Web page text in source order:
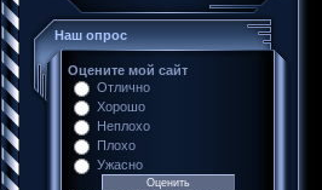
Наш опрос
Оцените мой сайт
Отлично
Хорошо
Неплохо
Плохо
Ужасно